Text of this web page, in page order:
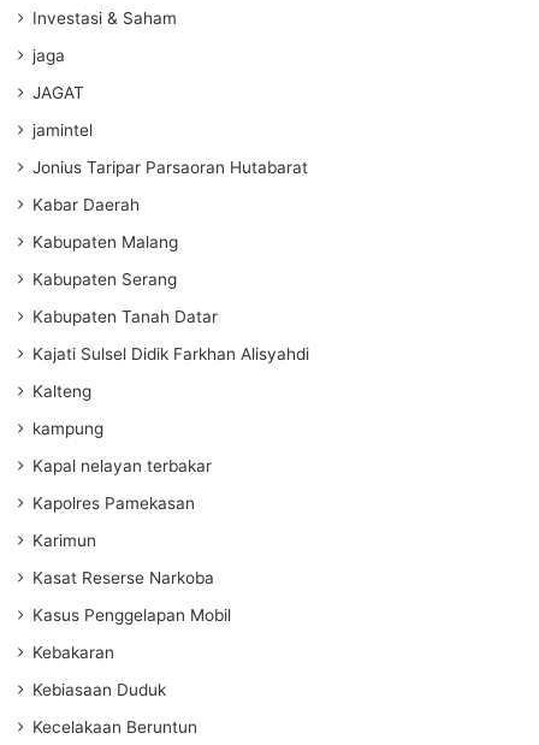
Investasi & Saham
jaga
JAGAT
jamintel
Jonius Taripar Parsaoran Hutabarat
Kabar Daerah
Kabupaten Malang
Kabupaten Serang
Kabupaten Tanah Datar
Kajati Sulsel Didik Farkhan Alisyahdi
Kalteng
kampung
Kapal nelayan terbakar
Kapolres Pamekasan
Karimun
Kasat Reserse Narkoba
Kasus Penggelapan Mobil
Kebakaran
Kebiasaan Duduk
Kecelakaan Beruntun